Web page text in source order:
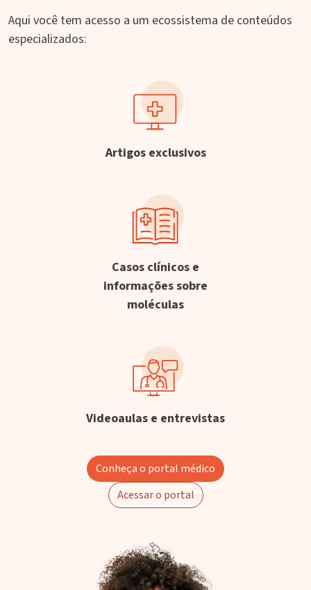
Aqui você tem acesso a um ecossistema de conteúdos
especializados:
Artigos exclusivos
Casos clínicos e
informações sobre
moléculas
Videoaulas e entrevistas
Conheça o portal médico
Acessar o portal